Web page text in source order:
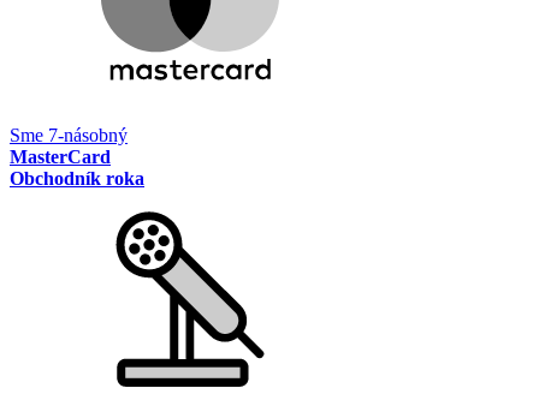
Sme 7-násobný
MasterCard
Obchodník roka